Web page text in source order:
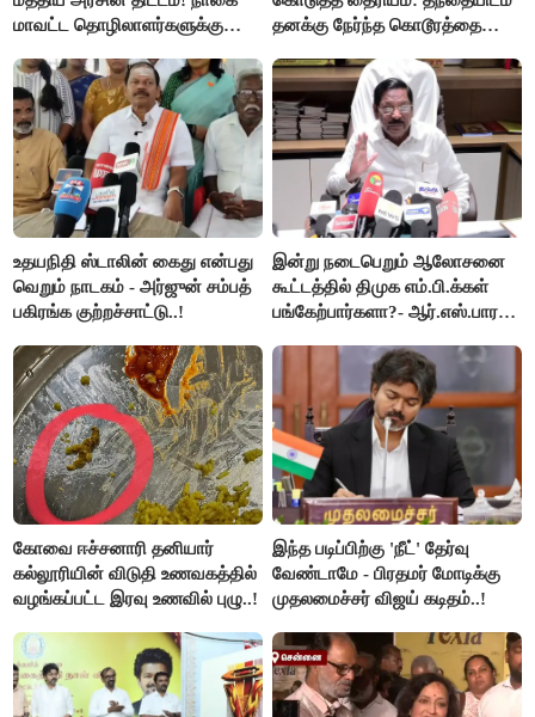
மாவட்ட தொழிலாளர்களுக்கு
செய்தி!
தனக்கு நேர்ந்த கொடூரத்தை
உதயநிதி ஸ்டாலின் கைது என்பது
வெறும் நாடகம் - அர்ஜுன் சம்பத்
பகிரங்க குற்றச்சாட்டு..!
இன்று நடைபெறும் ஆலோசனை
கூட்டத்தில் திமுக எம்.பி.க்கள்
பங்கேற்பார்களா?- ஆர்.எஸ்.பாரதி
கோவை ஈச்சனாரி தனியார்
கல்லூரியின் விடுதி உணவகத்தில்
வழங்கப்பட்ட இரவு உணவில் புழு..!
இந்த படிப்பிற்கு 'நீட்' தேர்வு
வேண்டாமே - பிரதமர் மோடிக்கு
முதலமைச்சர் விஜய் கடிதம்..!